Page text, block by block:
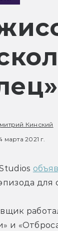
Кинский
марта 2021 г.
для
и